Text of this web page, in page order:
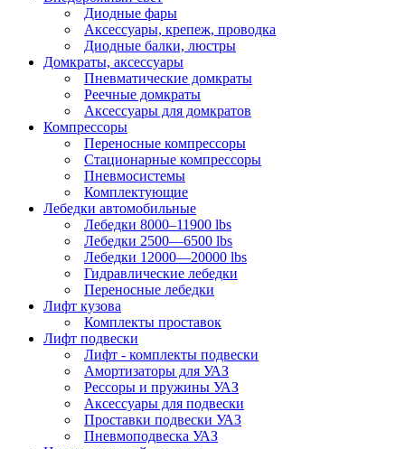
Диодные фары
Аксессуары, крепеж, проводка
Диодные балки, люстры
Домкраты, аксессуары
Пневматические домкраты
Реечные домкраты
Аксессуары для домкратов
Компрессоры
Переносные компрессоры
Стационарные компрессоры
Пневмосистемы
Комплектующие
Лебедки автомобильные
Лебедки 8000–11900 lbs
Лебедки 2500—6500 lbs
Лебедки 12000—20000 lbs
Гидравлические лебедки
Переносные лебедки
Лифт кузова
Комплекты проставок
Лифт подвески
Лифт - комплекты подвески
Амортизаторы для УАЗ
Рессоры и пружины УАЗ
Аксессуары для подвески
Проставки подвески УАЗ
Пневмоподвеска УАЗ